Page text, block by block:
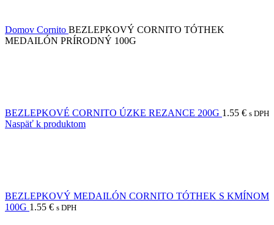
Domov Cornito BEZLEPKOVÝ CORNITO TÓTHEK
MEDAILÓN PRÍRODNÝ 100G
BEZLEPKOVÉ CORNITO ÚZKE REZANCE 200G 1.55 € s DPH
Naspäť k produktom
BEZLEPKOVÝ MEDAILÓN CORNITO TÓTHEK S KMÍNOM
100G 1.55 € s DPH